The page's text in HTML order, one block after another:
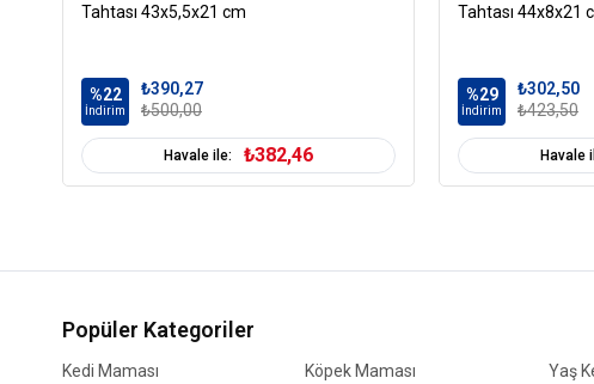
Tahtası 43x5,5x21 cm
%22
İndirim
₺390,27
₺500,00
Havale ile: ₺382,46
Tahtası 44x8x21
%29
İndirim
₺302,50
₺423,50
Havale
Popüler Kategoriler
Kedi Maması Köpek Maması
Yaş